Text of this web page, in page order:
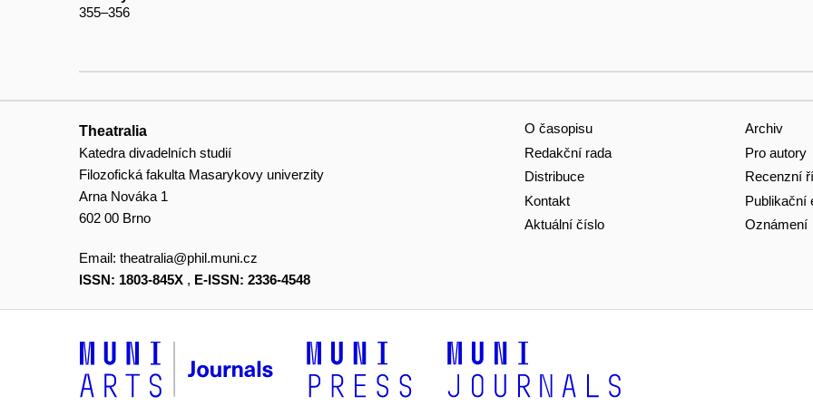
355–356
Theatralia
Katedra divadelních studií
Filozofická fakulta Masarykovy univerzity
Arna Nováka 1
602 00 Brno
Email: theatralia@phil.muni.cz
ISSN: 1803-845X , E-ISSN: 2336-4548
O časopisu
Redakční rada
Distribuce
Kontakt
Aktuální číslo
Archiv
Pro autory
Recenzní
Publikační
Oznámení